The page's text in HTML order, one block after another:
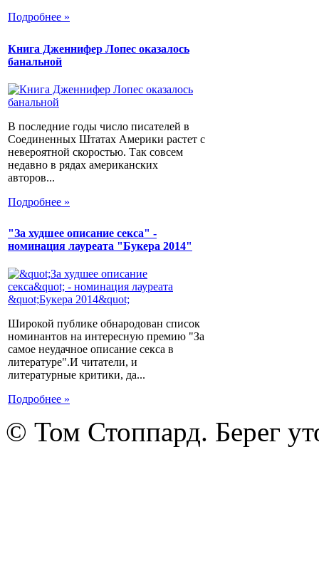
Подробнее »
Книга Дженнифер Лопес оказалось
банальной
В последние годы число писателей в
Соединенных Штатах Америки растет с
невероятной скоростью. Так совсем
недавно в рядах американских
авторов...
Подробнее »
"За худшее описание секса" -
номинация лауреата "Букера 2014"
Широкой публике обнародован список
номинантов на интересную премию "За
самое неудачное описание секса в
литературе".И читатели, и
литературные критики, да...
Подробнее »
© Том Стоппард. Берег